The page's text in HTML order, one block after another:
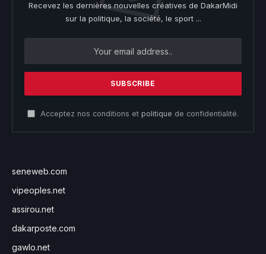
Recevez les dernières nouvelles créatives de DakarMidi
sur la politique, la société, le sport ...
Acceptez nos conditions et politique de confidentialité.
seneweb.com
vipeoples.net
assirou.net
dakarposte.com
gawlo.net